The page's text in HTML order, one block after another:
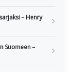
– Henry
Suomeen –